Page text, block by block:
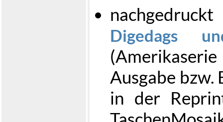
Digedags
Ausgabe bzw.
in der